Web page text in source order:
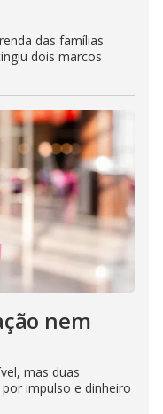
das famílias
dois marcos
nem
mas duas
impulso e dinheiro